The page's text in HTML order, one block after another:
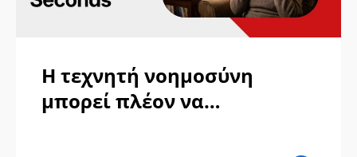
Η τεχνητή νοημοσύνη
μπορεί πλέον να